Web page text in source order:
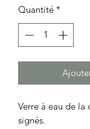
Quantité *
Verre à eau de la
signés.